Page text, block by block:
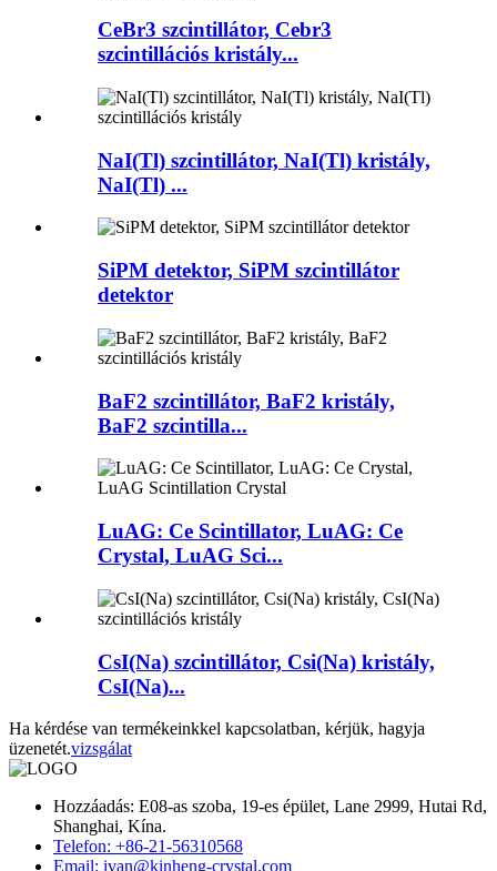
CeBr3 szcintillátor, Cebr3
szcintillációs kristály...
NaI(Tl) szcintillátor, NaI(Tl) kristály,
NaI(Tl) ...
SiPM detektor, SiPM szcintillátor
detektor
BaF2 szcintillátor, BaF2 kristály,
BaF2 szcintilla...
LuAG: Ce Scintillator, LuAG: Ce
Crystal, LuAG Sci...
CsI(Na) szcintillátor, Csi(Na) kristály,
CsI(Na)...
Ha kérdése van termékeinkkel kapcsolatban, kérjük, hagyja
üzenetét.vizsgálat
Hozzáadás: E08-as szoba, 19-es épület, Lane 2999, Hutai Rd,
Shanghai, Kína.
Telefon: +86-21-56310568
Email: ivan@kinheng-crystal.com